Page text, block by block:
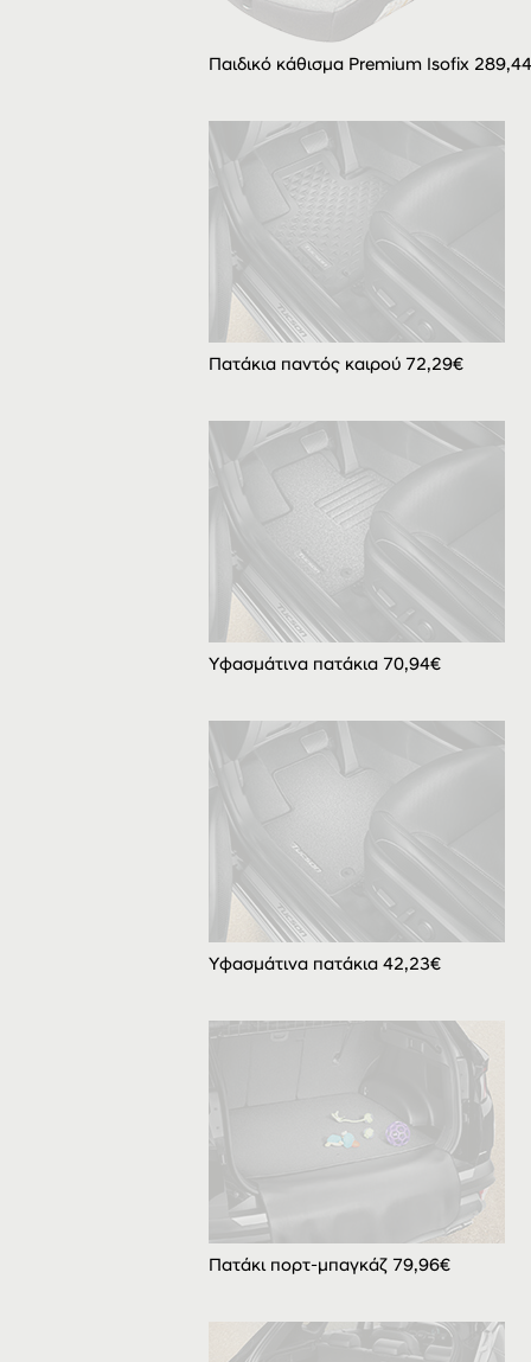
Παιδικό κάθισμα Premium Isofix
Πατάκια παντός καιρού 72,29€
Υφασμάτινα πατάκια 70,94€
Υφασμάτινα πατάκια 42,23€
Πατάκι πορτ-μπαγκάζ 79,96€